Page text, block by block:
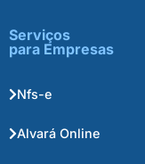
Serviços
para Empresas
Nfs-e
Alvará Online